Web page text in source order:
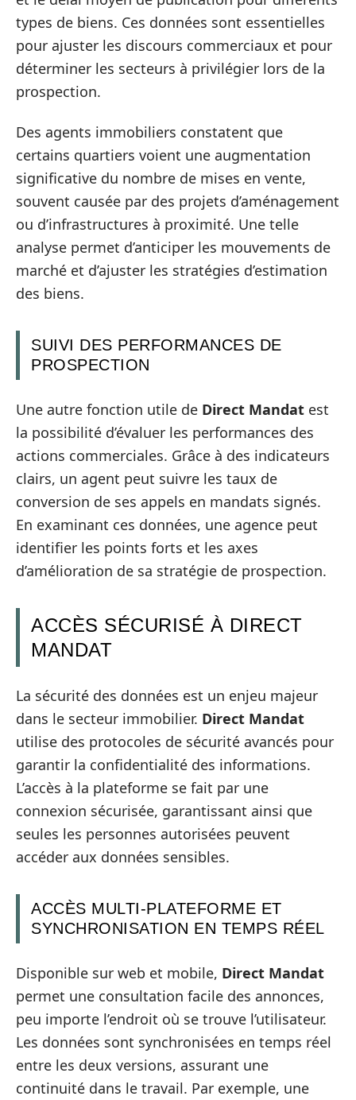
types de biens. Ces données sont essentielles
pour ajuster les discours commerciaux et pour
déterminer les secteurs à privilégier lors de la
prospection.
Des agents immobiliers constatent que
certains quartiers voient une augmentation
significative du nombre de mises en vente,
souvent causée par des projets d’aménagement
ou d’infrastructures à proximité. Une telle
analyse permet d’anticiper les mouvements de
marché et d’ajuster les stratégies d’estimation
des biens.
SUIVI DES PERFORMANCES DE
PROSPECTION
Une autre fonction utile de Direct Mandat est
la possibilité d’évaluer les performances des
actions commerciales. Grâce à des indicateurs
clairs, un agent peut suivre les taux de
conversion de ses appels en mandats signés.
En examinant ces données, une agence peut
identifier les points forts et les axes
d’amélioration de sa stratégie de prospection.
ACCÈS SÉCURISÉ À DIRECT
MANDAT
La sécurité des données est un enjeu majeur
dans le secteur immobilier. Direct Mandat
utilise des protocoles de sécurité avancés pour
garantir la confidentialité des informations.
L’accès à la plateforme se fait par une
connexion sécurisée, garantissant ainsi que
seules les personnes autorisées peuvent
accéder aux données sensibles.
ACCÈS MULTI-PLATEFORME ET
SYNCHRONISATION EN TEMPS RÉEL
Disponible sur web et mobile, Direct Mandat
permet une consultation facile des annonces,
peu importe l’endroit où se trouve l’utilisateur.
Les données sont synchronisées en temps réel
entre les deux versions, assurant une
continuité dans le travail. Par exemple, une